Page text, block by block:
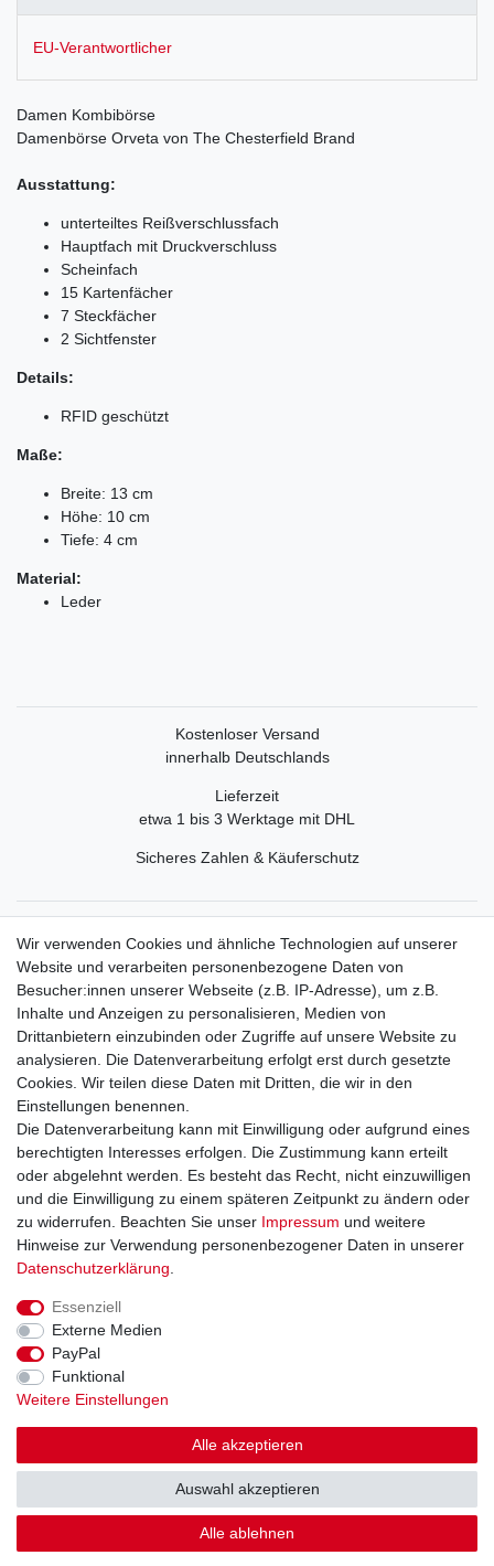
EU-Verantwortlicher
Damen Kombibörse
Damenbörse Orveta von The Chesterfield Brand
Ausstattung:
unterteiltes Reißverschlussfach
Hauptfach mit Druckverschluss
Scheinfach
15 Kartenfächer
7 Steckfächer
2 Sichtfenster
Details:
RFID geschützt
Maße:
Breite: 13 cm
Höhe: 10 cm
Tiefe: 4 cm
Material:
Leder
Kostenloser Versand
innerhalb Deutschlands
Lieferzeit
etwa 1 bis 3 Werktage mit DHL
Sicheres Zahlen & Käuferschutz
Rechtliche Informationen
Widerrufsrecht
Widerrufsformular
Datenschutzerklärung
AGB
Impressum
Vertrag widerrufen Kontakt
Zahlungsarten
Kreditkarte
Lastschrift
Apple Pay
Google Pay
Vorkasse
Facebook
Wir verwenden Cookies und ähnliche Technologien auf unserer
Website und verarbeiten personenbezogene Daten von
Besucher:innen unserer Webseite (z.B. IP-Adresse), um z.B.
Inhalte und Anzeigen zu personalisieren, Medien von
Drittanbietern einzubinden oder Zugriffe auf unsere Website zu
analysieren. Die Datenverarbeitung erfolgt erst durch gesetzte
Cookies. Wir teilen diese Daten mit Dritten, die wir in den
Einstellungen benennen.
Die Datenverarbeitung kann mit Einwilligung oder aufgrund eines
berechtigten Interesses erfolgen. Die Zustimmung kann erteilt
oder abgelehnt werden. Es besteht das Recht, nicht einzuwilligen
und die Einwilligung zu einem späteren Zeitpunkt zu ändern oder
zu widerrufen. Beachten Sie unser Impressum und weitere
Hinweise zur Verwendung personenbezogener Daten in unserer
Daten­schutz­erklärung
Essenziell
Externe Medien
PayPal
Funktional
Weitere Einstellungen
Alle akzeptieren
Alle ablehnen
Auswahl akzeptieren